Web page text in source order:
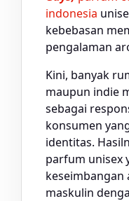
indonesia
kebebasan
pengalaman
Kini, banyak
maupun indie
sebagai
konsumen
identitas.
parfum unisex
maskulin